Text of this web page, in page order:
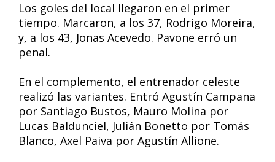
Los goles del local llegaron en el primer
tiempo. Marcaron, a los 37, Rodrigo Moreira,
y, a los 43, Jonas Acevedo. Pavone erró un
penal.
En el complemento, el entrenador celeste
realizó las variantes. Entró Agustín Campana
por Santiago Bustos, Mauro Molina por
Lucas Baldunciel, Julián Bonetto por Tomás
Blanco, Axel Paiva por Agustín Allione.